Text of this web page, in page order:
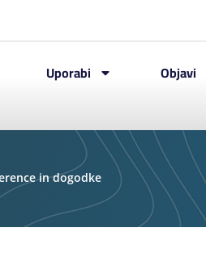
Uporabi Objavi
in dogodke